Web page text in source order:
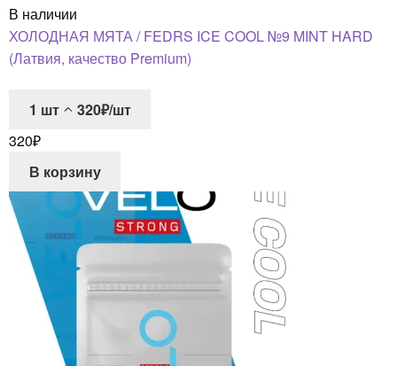
В наличии
ХОЛОДНАЯ МЯТА / FEDRS ICE COOL №9 MINT HARD
(Латвия, качество Premium)
1 шт
320₽/шт
320₽
В корзину